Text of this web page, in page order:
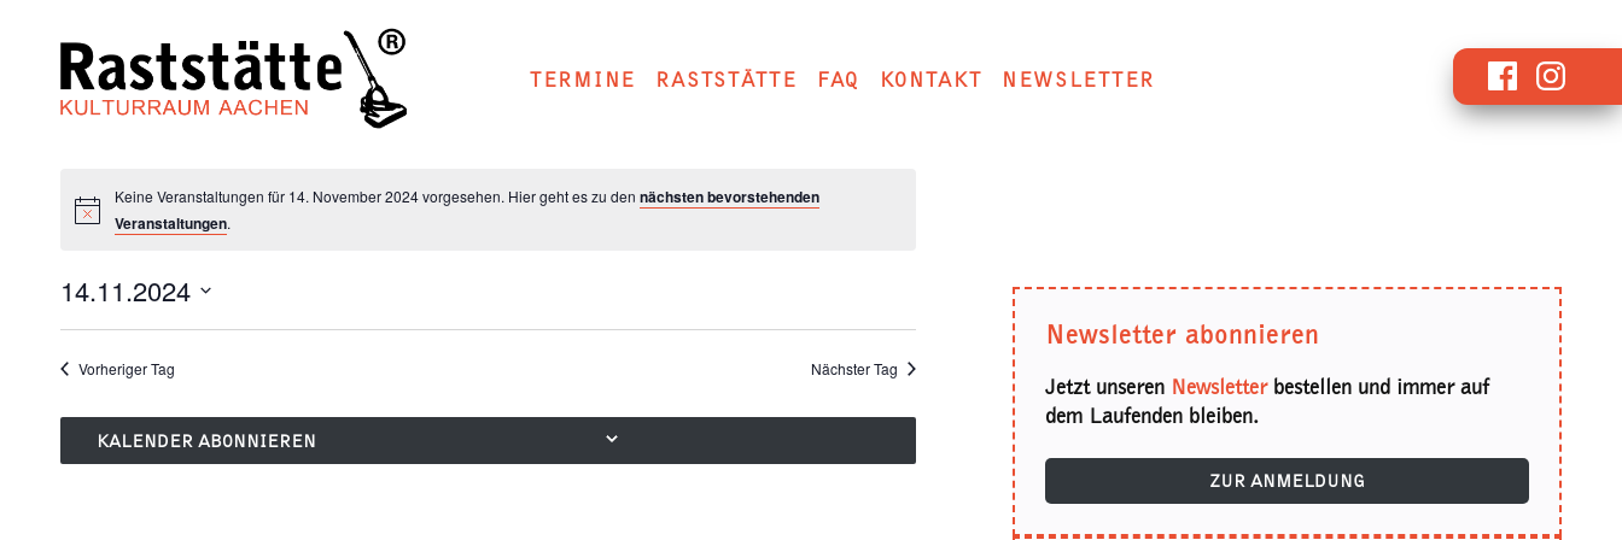
springen
TERMINE RASTSTÄTTE FAQ KONTAKT NEWSLETTER Facebook
Keine Veranstaltungen für 14. November 2024 vorgesehen. Hier geht es zu den nächsten bevorstehenden
Veranstaltungen.
14.11.2024
Datum
wählen.
Vorheriger Tag Nächster Tag
KALENDER ABONNIEREN
Newsletter abonnieren
Jetzt unseren Newsletterbestellen und immer auf
dem Laufenden bleiben.
ZUR ANMELDUNG